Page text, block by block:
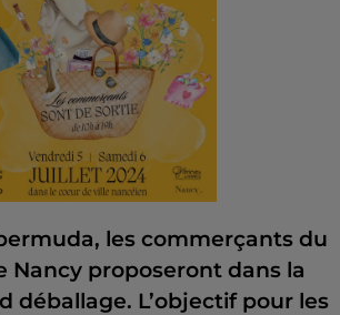
les commerçants du
Nancy proposeront dans la
déballage. L’objectif pour les